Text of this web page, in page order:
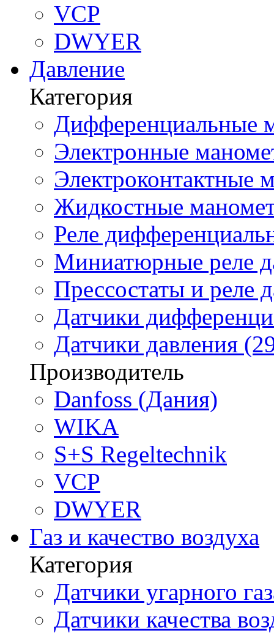
VCP
DWYER
Давление
Категория
Дифференциальные
Электронные
Электроконтактные
Жидкостные
Реле
Миниатюрные реле
Прессостаты и реле
Датчики
Датчики давления
Производитель
Danfoss (Дания)
WIKA
S+S Regeltechnik
VCP
DWYER
Газ и качество воздуха
Категория
Датчики угарного
Датчики качества